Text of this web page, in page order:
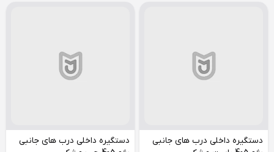
دستگیره داخلی درب های جانبی
دستگیره داخلی درب های جانبی